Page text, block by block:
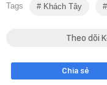
Tags Khách Tây
Theo dõi
Chia sẻ